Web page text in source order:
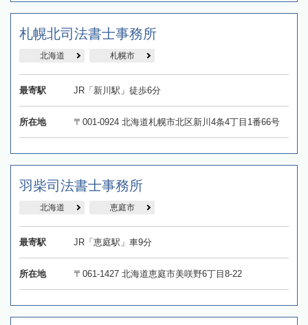
札幌北司法書士事務所
北海道 札幌市
最寄駅 JR「新川駅」徒歩6分
所在地 〒001-0924 北海道札幌市北区新川4条4丁目1番66号
羽柴司法書士事務所
北海道 恵庭市
最寄駅 JR「恵庭駅」車9分
所在地 〒061-1427 北海道恵庭市美咲野6丁目8-22